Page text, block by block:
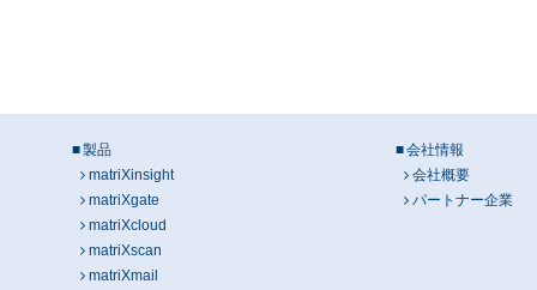
製品
matriXinsight
matriXgate
matriXcloud
matriXscan
matriXmail
会社情報
会社概要
パートナー企業